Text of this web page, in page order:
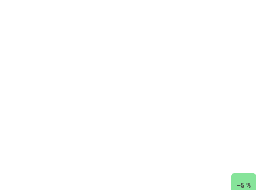
–5 %